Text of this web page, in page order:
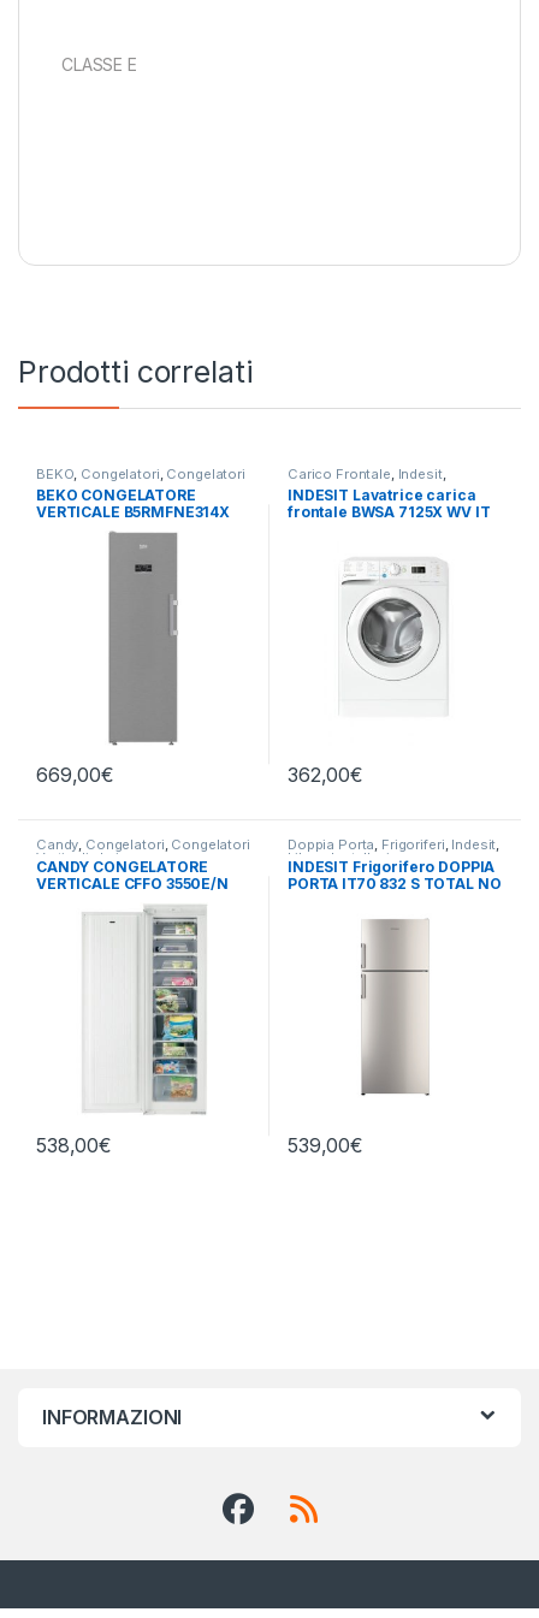
CLASSE E
Prodotti correlati
BEKO Congelatori Congelatori
Verticali,libera installazione
BEKO CONGELATORE
VERTICALE B5RMFNE314X
NO FROST
669,00€
Carico Frontale Indesit,
Lavatrici, Libera Installazione
INDESIT Lavatrice carica
frontale BWSA 7125X WV IT
362,00€
Candy, Congelatori, Congelatori
Verticali,da incasso
CANDY CONGELATORE
VERTICALE CFFO 3550E/N
538,00€
Doppia Porta, Frigoriferi, Indesit,
Libera Installazione
INDESIT Frigorifero DOPPIA
PORTA IT70 832 S TOTAL NO
539,00€
INFORMAZIONI